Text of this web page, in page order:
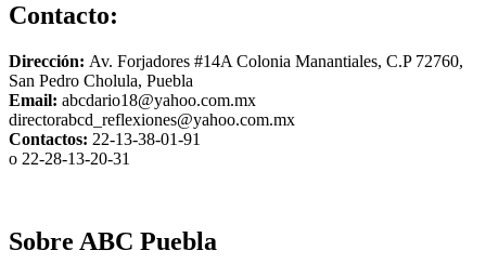
Contacto:
Dirección: Av. Forjadores #14A Colonia Manantiales, C.P 72760,
San Pedro Cholula, Puebla
Email: abcdario18@yahoo.com.mx
directorabcd_reflexiones@yahoo.com.mx
Contactos: 22-13-38-01-91
o 22-28-13-20-31
Sobre ABC Puebla